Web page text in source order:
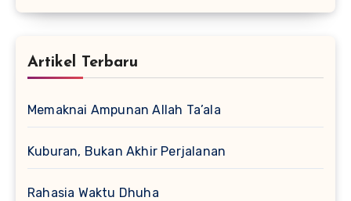
Artikel Terbaru
Memaknai Ampunan Allah Ta’ala
Kuburan, Bukan Akhir Perjalanan
Rahasia Waktu Dhuha